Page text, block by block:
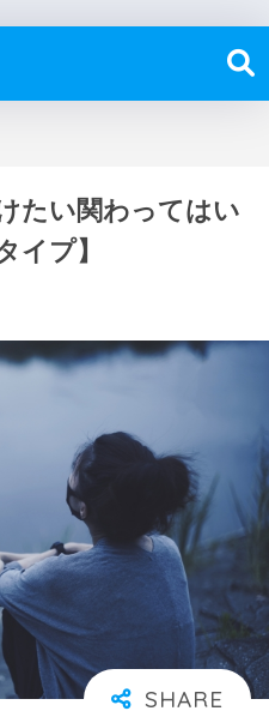
たい関わってはい
プ】